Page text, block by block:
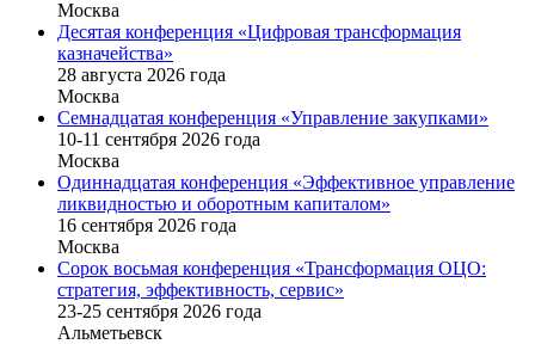
Москва
Десятая конференция «Цифровая трансформация
казначейства»
28 августа 2026 года
Москва
Семнадцатая конференция «Управление закупками»
10-11 сентября 2026 года
Москва
Одиннадцатая конференция «Эффективное управление
ликвидностью и оборотным капиталом»
16 cентября 2026 года
Москва
Сорок восьмая конференция «Трансформация ОЦО:
стратегия, эффективность, сервис»
23-25 сентября 2026 года
Альметьевск